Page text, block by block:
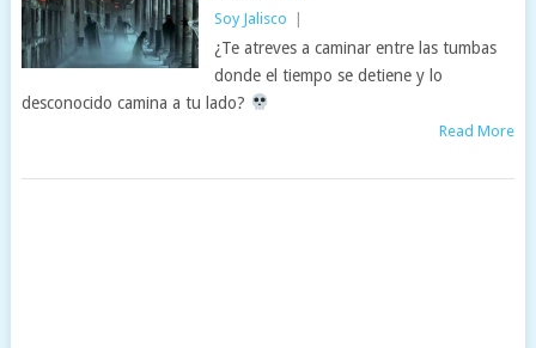
Soy Jalisco
¿Te atreves a caminar entre las tumbas
donde el tiempo se detiene y lo
desconocido camina a tu lado?
Read More